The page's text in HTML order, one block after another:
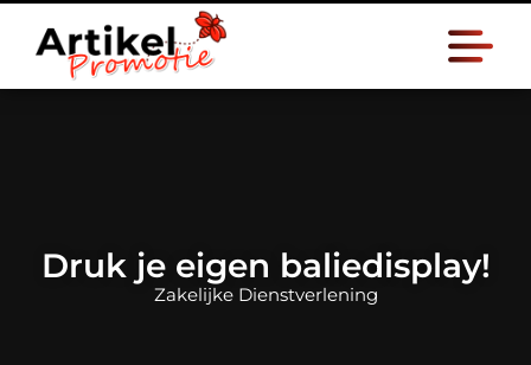
Druk je eigen baliedisplay!
Zakelijke Dienstverlening